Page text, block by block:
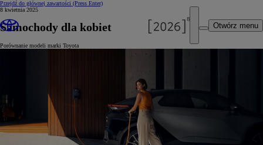
Przejdź do głównej zawartości (Press Enter)
Otwórz menu
8 kwietnia 2025
Samochody dla kobiet
Porównanie modeli marki Toyota